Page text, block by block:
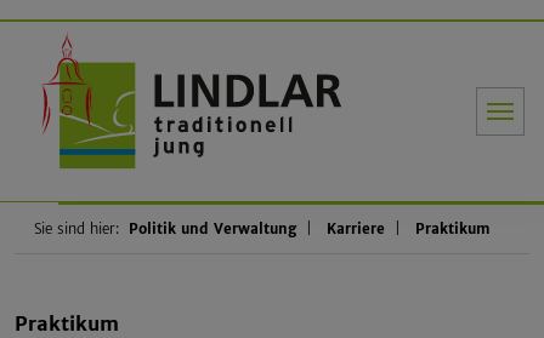
Sie sind hier: Politik und Verwaltung Karriere Praktikum
Praktikum